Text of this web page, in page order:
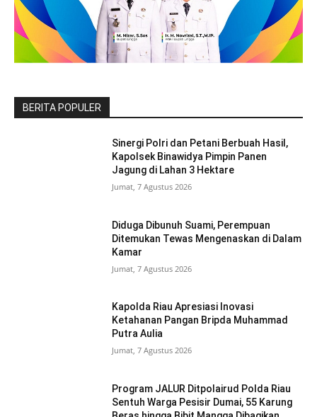
BERITA POPULER
Sinergi Polri dan Petani Berbuah Hasil,
Kapolsek Binawidya Pimpin Panen
Jagung di Lahan 3 Hektare
Jumat, 7 Agustus 2026
Diduga Dibunuh Suami, Perempuan
Ditemukan Tewas Mengenaskan di Dalam
Kamar
Jumat, 7 Agustus 2026
Kapolda Riau Apresiasi Inovasi
Ketahanan Pangan Bripda Muhammad
Putra Aulia
Jumat, 7 Agustus 2026
Program JALUR Ditpolairud Polda Riau
Sentuh Warga Pesisir Dumai, 55 Karung